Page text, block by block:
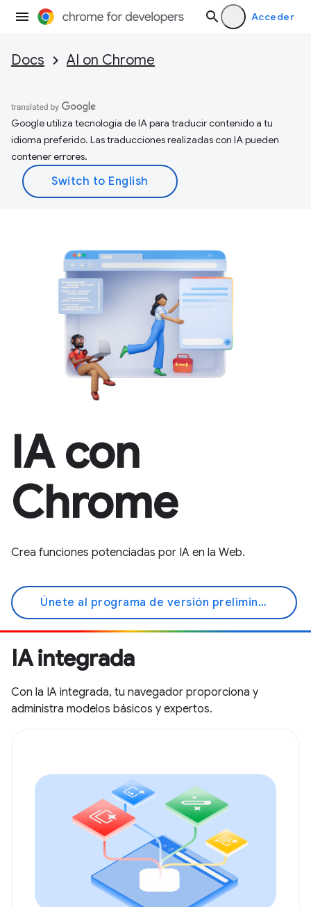
Acceder
Docs AI on Chrome
Google utiliza tecnología de IA para traducir contenido a tu
idioma preferido. Las traducciones realizadas con IA pueden
contener errores.
IA con
Chrome
Crea funciones potenciadas por IA en la Web.
Únete al programa de versión preliminar anticipada
IA integrada
Con la IA integrada, tu navegador proporciona y
administra modelos básicos y expertos.